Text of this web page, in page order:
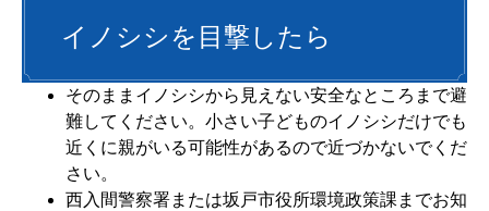
イノシシを目撃したら
そのままイノシシから見えない安全なところまで避
難してください。小さい子どものイノシシだけでも
近くに親がいる可能性があるので近づかないでくだ
さい。
西入間警察署または坂戸市役所環境政策課までお知